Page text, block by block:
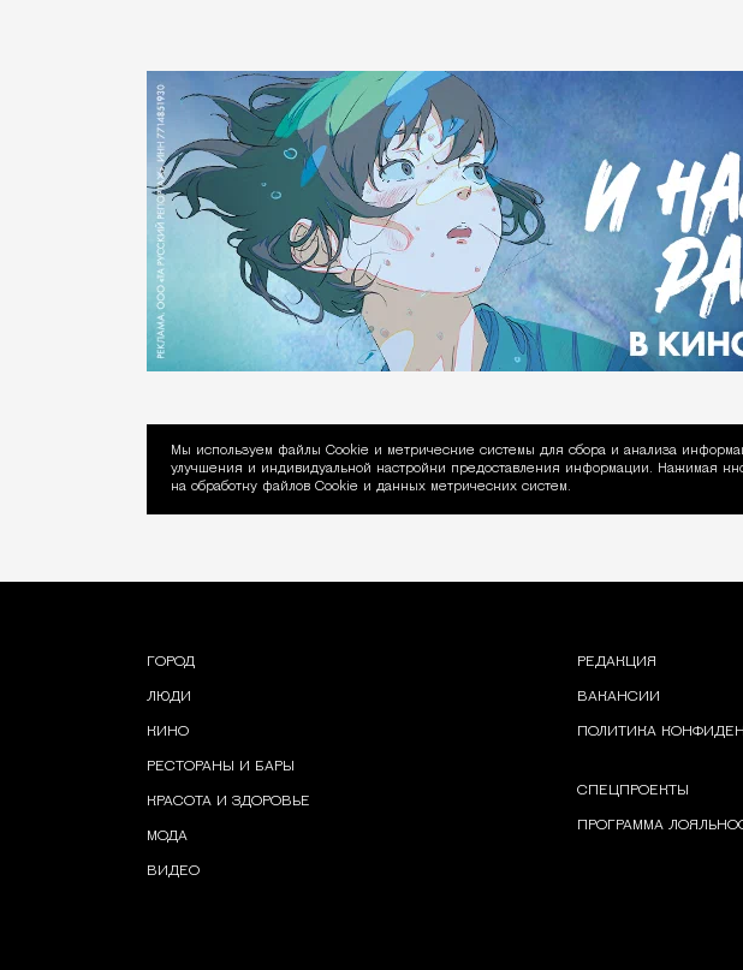
Уведомление об
Мы используем файлы Сookie и метрические системы для сбора и анализа
улучшения и индивидуальной настройки предоставления информации. Нажимая
на обработку файлов Cookie и данных метрических систем.
ГОРОД
ЛЮДИ
КИНО
РЕСТОРАНЫ И БАРЫ
КРАСОТА И ЗДОРОВЬЕ
МОДА
ВИДЕО
РЕДАКЦИЯ
ВАКАНСИИ
ПОЛИТИКА
СПЕЦПРОЕКТЫ
ПРОГРАММА